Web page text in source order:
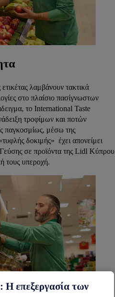
λαμβάνουν τακτικά
στο πλαίσιο πασίγνωστων
το International Taste
τροφίμων και ποτών
παγκοσμίως, μέσω της
δοκιμής» έχει απονείμει
σε προϊόντα της Lidl Κύπρου
τους υπεροχή.
Η επεξεργασία των